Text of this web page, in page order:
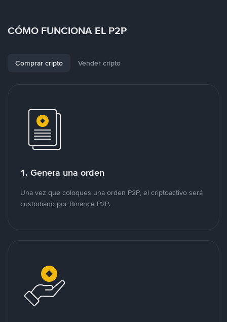
CÓMO FUNCIONA EL P2P
Comprar cripto Vender cripto
1. Genera una orden
Una vez que coloques una orden P2P, el criptoactivo será
custodiado por Binance P2P.